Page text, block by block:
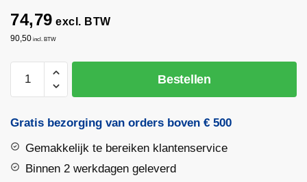
74,79 excl. BTW
90,50 incl. BTW
1400x28mm
nylon
Ø
60mm
Bestellen
Gratis bezorging van orders boven € 500
Gemakkelijk te bereiken klantenservice
Binnen 2 werkdagen geleverd